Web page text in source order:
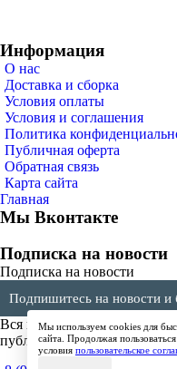
Информация
О нас
Доставка и сборка
Условия оплаты
Условия и соглашения
Политика
Публичная оферта
Обратная связь
Карта сайта
Главная
Мы Вконтакте
Подписка на новости
Подписка на новости
Подпишитесь на новости и
Вся представленная на
публичной офертой,
Мы используем cookies для
сайта. Продолжая
условия пользовательское